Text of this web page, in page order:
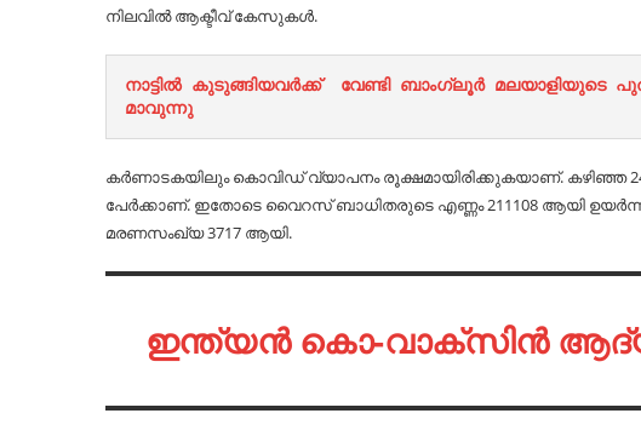
നിലവില്‍ ആക്ടീവ് കേസുകള്‍.
നാട്ടിൽ കുടുങ്ങിയവർക്ക്‌  വേണ്ടി ബാംഗ്ലൂർ മലയാളിയുടെ പുതിയ സംരംഭം  "ഘർ പേ രഹോ " ശ്രദ്ധേയ
മാവുന്നു
കര്‍ണാടകയിലും കൊവിഡ് വ്യാപനം രൂക്ഷമായിരിക്കുകയാണ്. കഴിഞ്ഞ 24
പേര്‍ക്കാണ്. ഇതോടെ വൈറസ് ബാധിതരുടെ എണ്ണം 211108 ആയി
മരണസംഖ്യ 3717 ആയി.
ഇന്ത്യന്‍ കൊ-വാക്‌സിന്‍